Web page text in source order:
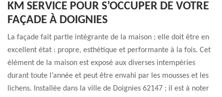
KM SERVICE POUR S’OCCUPER DE VOTRE
FAÇADE À DOIGNIES
La façade fait partie intégrante de la maison ; elle doit être en
excellent état : propre, esthétique et performante à la fois. Cet
élément de la maison est exposé aux diverses intempéries
durant toute l’année et peut être envahi par les mousses et les
lichens. Installée dans la ville de Doignies 62147 ; il est à noter